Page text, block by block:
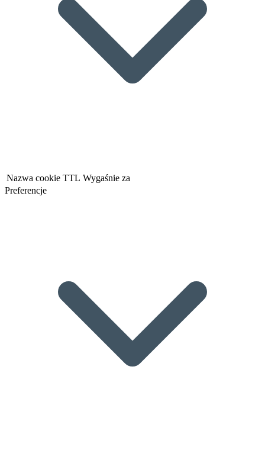
Nazwa cookie TTL Wygaśnie za
Preferencje